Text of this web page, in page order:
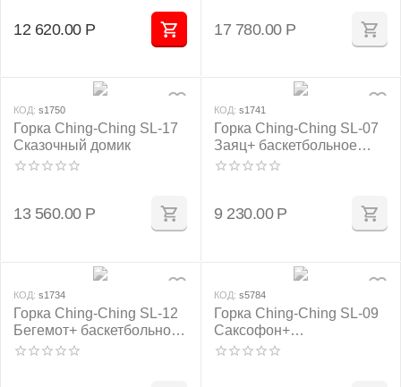
12 620.00 Р 17 780.00 Р
КОД: s1750
Горка Ching-Ching SL-17
Сказочный домик
13 560.00 Р
КОД: s1741
Горка Ching-Ching SL-07
Заяц+ баскетбольное
кольцо
9 230.00 Р
КОД: s1734
Горка Ching-Ching SL-12
Бегемот+ баскетбольное
кольцо
КОД: s5784
Горка Ching-Ching SL-09
Саксофон+
баскетбольное кольцо